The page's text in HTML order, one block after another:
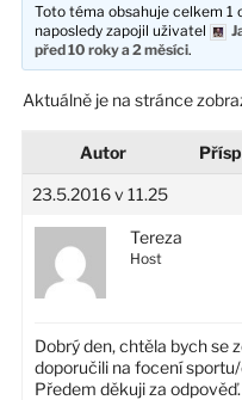
Toto téma obsahuje celkem 1
naposledy zapojil uživatel
před 10 roky a 2 měsíci.
Aktuálně je na stránce
Autor
23.5.2016 v 11.25
Tereza
Host
Dobrý den, chtěla bych se
doporučili na focení
Předem děkuji za odpověď.